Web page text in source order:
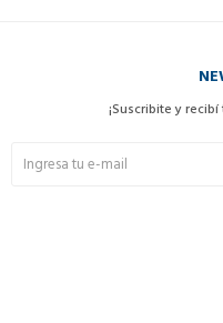
¡Suscribite y